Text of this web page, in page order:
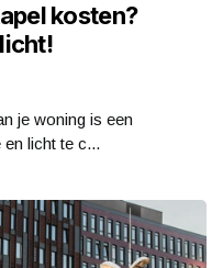
kosten?
je woning is een
licht te c...